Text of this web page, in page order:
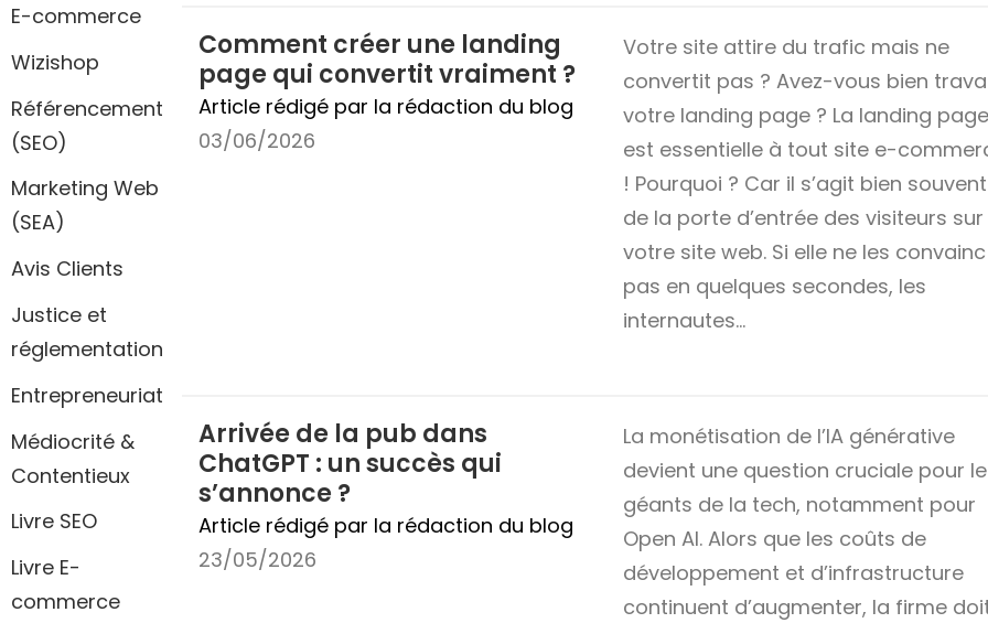
E-commerce
Wizishop
Référencement
(SEO)
Marketing Web
(SEA)
Avis Clients
Justice et
réglementation
Entrepreneuriat
Médiocrité &
Contentieux
Livre SEO
Livre E-
commerce
Comment créer une landing
page qui convertit vraiment ?
Article rédigé par la rédaction du blog
03/06/2026
Votre site attire du trafic mais ne
convertit pas ? Avez-vous bien
votre landing page ? La landing page
est essentielle à tout site e-
! Pourquoi ? Car il s’agit bien souvent
de la porte d’entrée des visiteurs sur
votre site web. Si elle ne les convainc
pas en quelques secondes, les
internautes…
Arrivée de la pub dans
ChatGPT : un succès qui
s’annonce ?
Article rédigé par la rédaction du blog
23/05/2026
La monétisation de l’IA générative
devient une question cruciale pour
géants de la tech, notamment pour
Open AI. Alors que les coûts de
développement et d’infrastructure
continuent d’augmenter, la firme